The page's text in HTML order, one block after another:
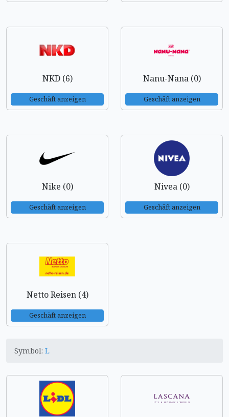
NKD (6)
Geschäft anzeigen
Nanu-Nana (0)
Geschäft anzeigen
Nike (0)
Geschäft anzeigen
Nivea (0)
Geschäft anzeigen
Netto Reisen (4)
Geschäft anzeigen
Symbol: L